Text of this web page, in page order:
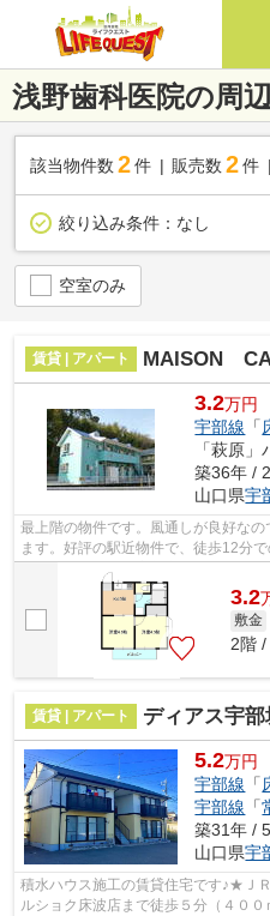
浅野歯科医院の周
該当物件数 2件 販売数 2 件
絞り込み条件： なし
空室のみ
賃貸 | アパート MAISON
3.2万円
宇部線 「
「萩原
築36年 /
山口県宇
最上階の物件です。風通しが良好な
ます。好評の駅近物件で、徒歩12分
はアパートです。宇部市エリアにある...
3.2
敷金
2階
賃貸 | アパート ディアス宇
5.2万円
宇部線 「
宇部線 「
築31年 /
山口県宇
積水ハウス施工の賃貸住宅です♪★Ｊ
ルショク床波店まで徒歩５分（４０